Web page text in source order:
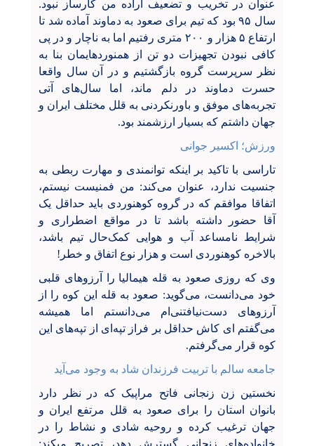
عنوان در تخریب و تضعیف اراده من کارساز نبود.
سال ۹۵ بود که تیم برای صعود به دماوند آماده شد تا
ارتفاع ۵ هزار و ۲۰۰ متری رفتیم اما به ناچار و در پی
کافی نبودن تجهیزات دو تن از همنوردهایمان بنا به
نظر سرپرست گروه بازگشتیم و در آن سال واقعا
حسرت دماوند در دلم ماند، اما سال‌های آتی
تجربه‌های موفق و باورنکردنی به قلل مختلف ایران و
جهان داشتم که بسیار ارزشمند بود.
ورزش؛ اکسیر جوانی
تاراسی با تاکید بر اینکه توانمندی و مهارت ربطی به
جنسیت ندارد، عنوان می‌کند: من فمنیست نیستم،
اتفاقا موافقم که در گروه کوهنوردی باید حداقل یک
آقا حضور داشته باشد تا در مواقع اضطراری و
شرایط نامساعد آب و هوایی کمک‌حال تیم باشد،
بالاخره کوهنوردی است و هزار نوع اتفاق و خطر!
وی که روزی صعود به قله هیمالیا را آرزوهای قلبی
خود می‌دانست، می‌گوید: صعود به قله این کوه را از
آرزوهای دست‌نیافتنی‌ام می‌دانستم اما همیشه
می‌گفتم ای کاش حداقل بر فراز تپه‌ای از تپه‌های این
کوه قرار می‌گرفتم.
جامعه سالم با تربیت فرزندان شاد به وجود می‌آید
نخستین زن زنجانی فاتح مراپیک که در نظر دارد
بانوان استان را برای صعود به قلل مرتفع ایران و
جهان ترغیب کرده و روحیه شادی و نشاط را در